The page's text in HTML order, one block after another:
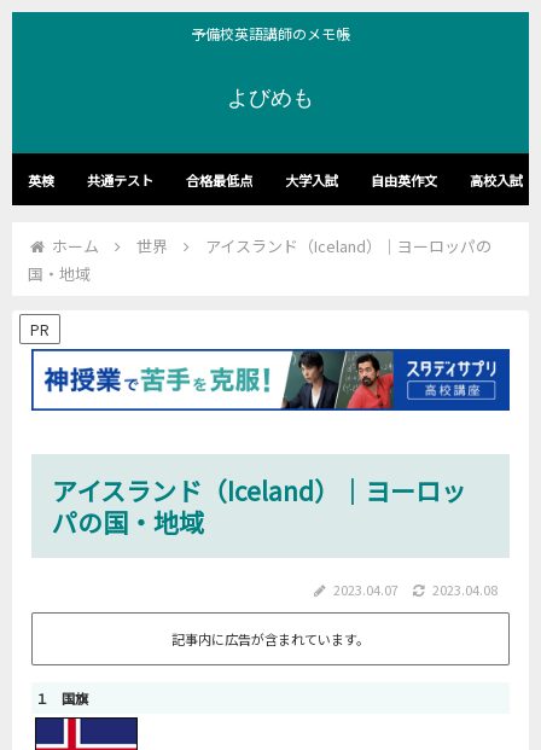
予備校英語講師のメモ帳
よびめも
英検 共通テスト 合格最低点 大学入試 自由英作文 高校入試
ホーム 世界
アイスランド（Iceland）｜ヨーロッパの
国・地域
PR
アイスランド（Iceland）｜ヨーロッ
パの国・地域
2023.04.07 2023.04.08
記事内に広告が含まれています。
１ 国旗